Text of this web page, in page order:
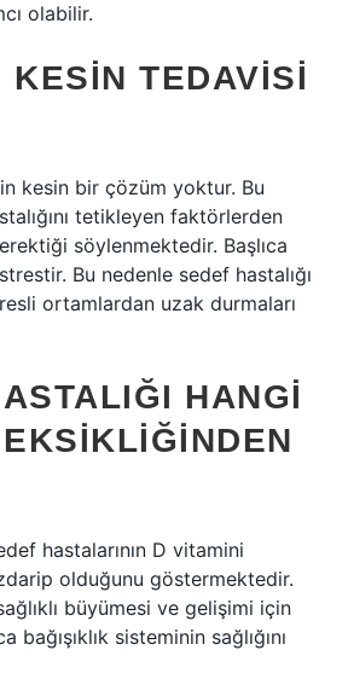
olabilir.
KESIN TEDAVISI
kesin bir çözüm yoktur. Bu
tetikleyen faktörlerden
söylenmektedir. Başlıca
Bu nedenle sedef hastalığı
ortamlardan uzak durmaları
HANGI
hastalarının D vitamini
olduğunu göstermektedir.
büyümesi ve gelişimi için
bağışıklık sisteminin sağlığını